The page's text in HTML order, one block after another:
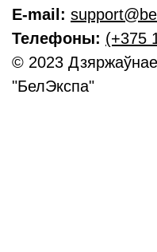
E-mail:
Телефоны: (+375
© 2023
"БелЭкспа"